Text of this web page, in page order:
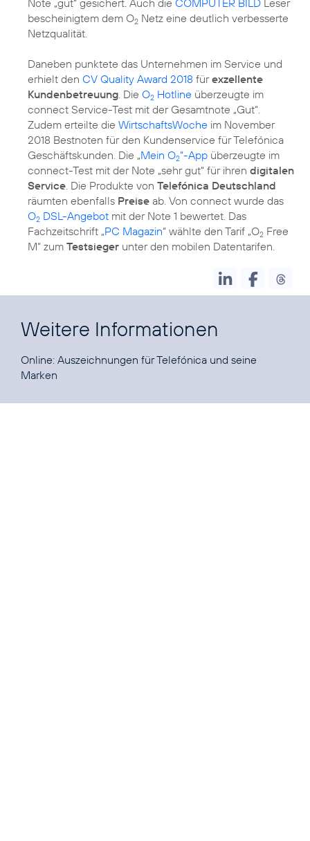
bescheinigtem dem O2 Netz eine deutlich verbesserte
Netzqualität.
Daneben punktete das Unternehmen im Service und
erhielt den CV Quality Award 2018 fürexzellente
Kundenbetreuung . Die O2 Hotline überzeugte im
connect Service-Test mit der Gesamtnote „Gut“.
Zudem erteilte die WirtschaftsWoche im November
2018 Bestnoten für den Kundenservice für Telefónica
Geschäftskunden. Die „Mein O2“-App überzeugte im
connect-Test mit der Note „sehr gut“ für ihren digitalen
Service . Die Produkte von Telefónica Deutschland
räumten ebenfalls Preise ab. Von connect wurde das
O2 DSL-Angebot mit der Note 1 bewertet. Das
Fachzeitschrift „PC Magazin“ wählte den Tarif „O2 Free
M“ zum Testsieger unter den mobilen Datentarifen.
Weitere Informationen
Online: Auszeichnungen für Telefónica und seine
Marken